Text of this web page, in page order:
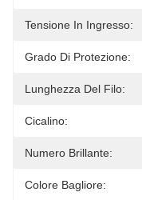
Tensione In Ingresso:
Grado Di Protezione:
Lunghezza Del Filo:
Cicalino:
Numero Brillante:
Colore Bagliore: